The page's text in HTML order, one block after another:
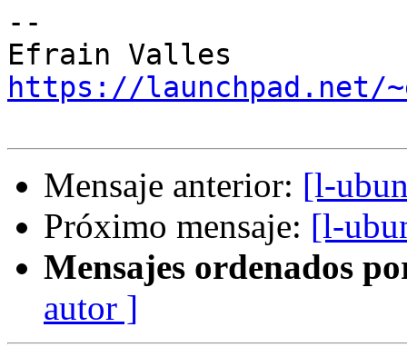
--
https://launchpad.net/
Mensaje anterior: [l-
Próximo mensaje: [l-
Mensajes ordenados
autor ]